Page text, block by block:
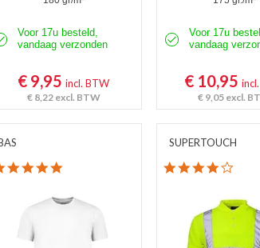
Voor 17u besteld,
vandaag verzonden
€ 9,95incl. BTW
€ 8,22 excl. BTW
Voor 17u
vandaag
€ 10,95
€ 9,05 excl.
SUPERTOUCH